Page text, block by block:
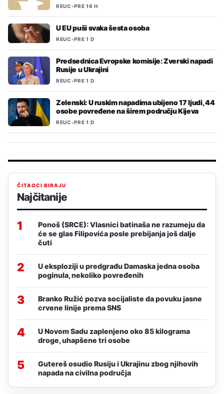
REUC•PRE 16 H
U EU puši svaka šesta osoba
REUC•PRE 1 D
Predsednica Evropske komisije: Zverski napadi
Rusije u Ukrajini
REUC•PRE 1 D
Zelenski: U ruskim napadima ubijeno 17 ljudi, 44
osobe povređene na širem području Kijeva
REUC•PRE 1 D
ČITAOCI BIRAJU
Najčitanije
1
Ponoš (SRCE): Vlasnici batinaša ne razumeju da
će se glas Filipovića posle prebijanja još dalje
čuti
2
U eksploziji u predgrađu Damaska jedna osoba
poginula, nekoliko povređenih
3
Branko Ružić pozva socijaliste da povuku jasne
crvene linije prema SNS
4
U Novom Sadu zaplenjeno oko 85 kilograma
droge, uhapšene tri osobe
5
Gutereš osudio Rusiju i Ukrajinu zbog njihovih
napada na civilna područja